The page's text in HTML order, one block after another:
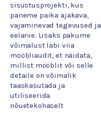
sisustusprojekti, kus
paneme paika ajakava,
vajaminevad tegevused ja
eelarve. Lisaks pakume
võimalust läbi viia
mööbliaudit, et näidata,
millist mööblit või selle
detaile on võimalik
taaskasutada ja
utiliseerida
nõuetekohaselt